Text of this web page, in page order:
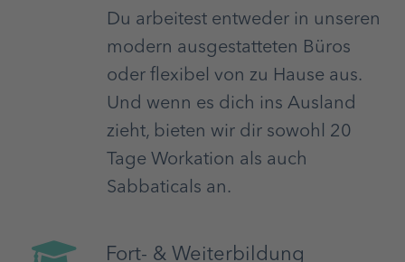
Du arbeitest entweder in unseren
modern ausgestatteten Büros
oder flexibel von zu Hause aus.
Und wenn es dich ins Ausland
zieht, bieten wir dir sowohl 20
Tage Workation als auch
Sabbaticals an.
Fort- & Weiterbildung